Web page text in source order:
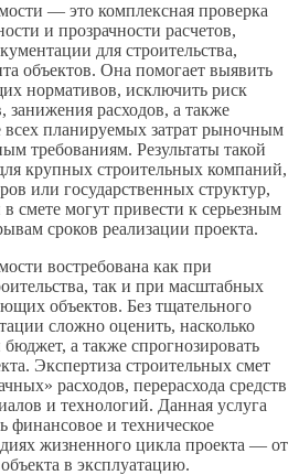
— это комплексная проверка
и прозрачности расчетов,
для строительства,
объектов. Она помогает выявить
нормативов, исключить риск
расходов, а также
всех планируемых затрат рыночным
требованиям. Результаты такой
крупных строительных компаний,
или государственных структур,
смете могут привести к серьезным
сроков реализации проекта.
востребована как при
так и при масштабных
объектов. Без тщательного
сложно оценить, насколько
а также спрогнозировать
Экспертиза строительных смет
расходов, перерасхода средств
и технологий. Данная услуга
финансовое и техническое
жизненного цикла проекта — от
в эксплуатацию.